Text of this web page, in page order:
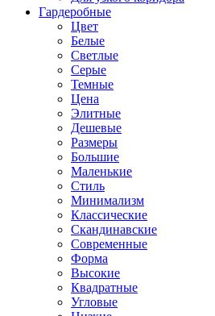
Гардеробные
Цвет
Белые
Светлые
Серые
Темные
Цена
Элитные
Дешевые
Размеры
Большие
Маленькие
Стиль
Минимализм
Классические
Скандинавские
Современные
Форма
Высокие
Квадратные
Угловые